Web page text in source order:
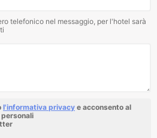
telefonico nel messaggio, per l'hotel sarà
l'informativa privacy e acconsento al